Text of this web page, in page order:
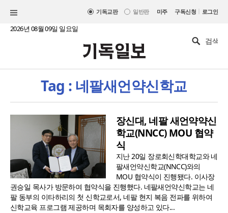
기독교판 일반판 미주 구독신청 | 로그인
2026년 08월 09일 일요일
Tag : 네팔새언약신학교
장신대, 네팔 새언약약신
학교(NNCC) MOU 협약
식
지난 20일 장로회신학대학교와 네
팔새언약신학교(NNCC)와의
MOU 협약식이 진행됐다. 이사장
권승일 목사가 방문하여 협약식을 진행했다. 네팔새언약신학교는 네
팔 동부의 이타하리의 첫 신학교로서, 네팔 현지 복음 전파를 위하여
신학교육 프로그램 제공하며 목회자를 양성하고 있다...